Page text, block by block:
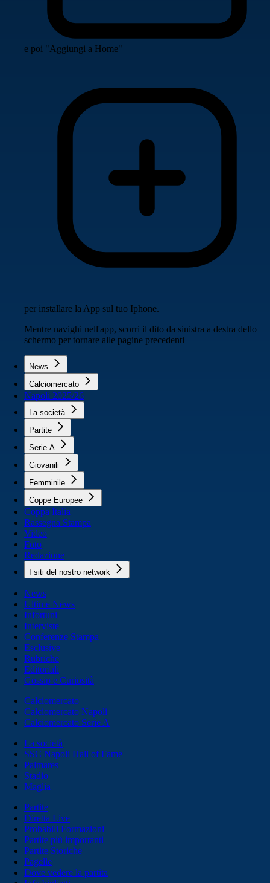
e poi "Aggiungi a Home"
per installare la App sul tuo Iphone.
Mentre navighi nell'app, scorri il dito da sinistra a destra dello
schermo per tornare alle pagine precedenti
News
Calciomercato
Napoli 2025/26
La società
Partite
Serie A
Giovanili
Femminile
Coppe Europee
Coppa Italia
Rassegna Stampa
Video
Foto
Redazione
I siti del nostro network
News
Ultime News
Infortuni
Interviste
Conferenze Stampa
Esclusive
Rubriche
Editoriali
Gossip e Curiosità
Calciomercato
Calciomercato Napoli
Calciomercato Serie A
La società
SSC Napoli Hall of Fame
Palmares
Stadio
Maglia
Partite
Diretta Live
Probabili Formazioni
Partite più importanti
Partite Storiche
Pagelle
Dove vedere la partita